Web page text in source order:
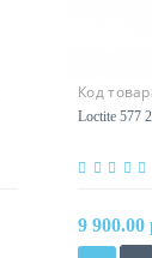
Код
250
Loctite 577
9 900.00